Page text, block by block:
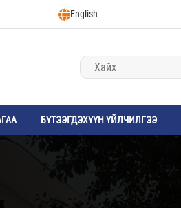
English
БҮТЭЭГДЭХҮҮН ҮЙЛЧИЛГЭЭ